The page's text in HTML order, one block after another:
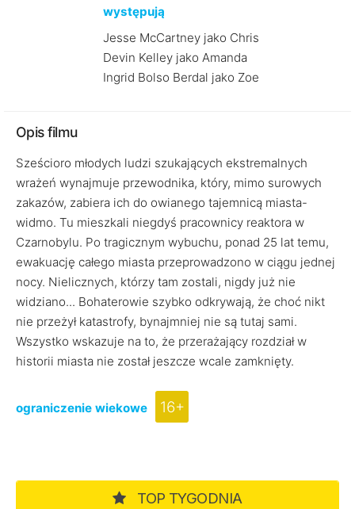
występują
Jesse McCartney jako Chris
Devin Kelley jako Amanda
Ingrid Bolso Berdal jako Zoe
Opis filmu
Sześcioro młodych ludzi szukających ekstremalnych
wrażeń wynajmuje przewodnika, który, mimo surowych
zakazów, zabiera ich do owianego tajemnicą miasta-
widmo. Tu mieszkali niegdyś pracownicy reaktora w
Czarnobylu. Po tragicznym wybuchu, ponad 25 lat temu,
ewakuację całego miasta przeprowadzono w ciągu jednej
nocy. Nielicznych, którzy tam zostali, nigdy już nie
widziano... Bohaterowie szybko odkrywają, że choć nikt
nie przeżył katastrofy, bynajmniej nie są tutaj sami.
Wszystko wskazuje na to, że przerażający rozdział w
historii miasta nie został jeszcze wcale zamknięty.
ograniczenie wiekowe 16+
TOP TYGODNIA